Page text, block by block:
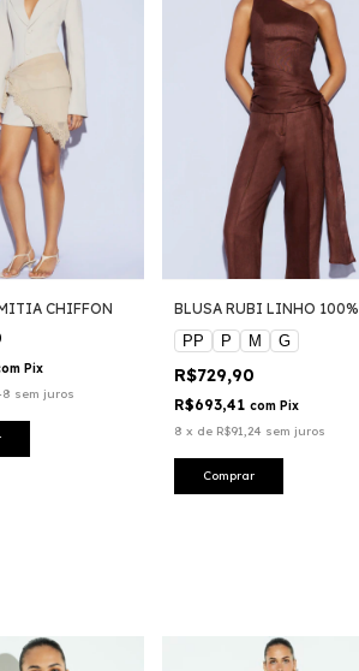
CHIFFON
Pix
sem juros
BLUSA RUBI LINHO 100%
PP
P M G
R$729,90
R$693,41 com Pix
8 x de R$91,24 sem juros
Comprar